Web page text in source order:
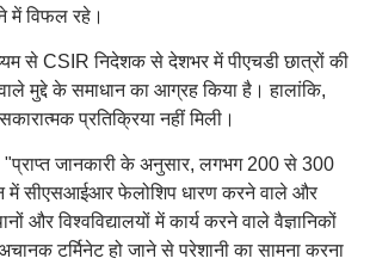
में विफल रहे।
से CSIR निदेशक से देशभर में पीएचडी छात्रों की
मुद्दे के समाधान का आग्रह किया है। हालांकि,
प्रतिक्रिया नहीं मिली।
"प्राप्त जानकारी के अनुसार, लगभग 200 से 300
में सीएसआईआर फेलोशिप धारण करने वाले और
और विश्वविद्यालयों में कार्य करने वाले वैज्ञानिकों
टर्मिनेट हो जाने से परेशानी का सामना करना